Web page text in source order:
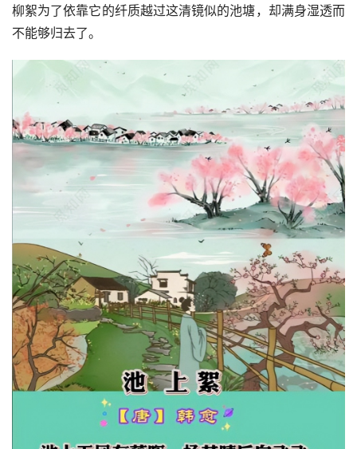
柳絮为了依靠它的纤质越过这清镜似的池塘，却满身湿透而
不能够归去了。